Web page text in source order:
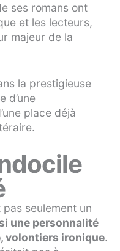
ses romans ont
et les lecteurs,
majeur de la
la prestigieuse
d’une
place déjà
pas seulement un
une personnalité
volontiers ironique.